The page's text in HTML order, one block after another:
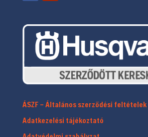
ÁSZF – Általános szerződési feltételek
Adatkezelési tájékoztató